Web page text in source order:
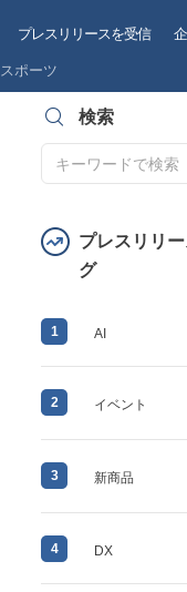
プレスリリースを受信
スポーツ
検索
プレスリリ
グ
1 AI
2 イベント
3 新商品
4 DX